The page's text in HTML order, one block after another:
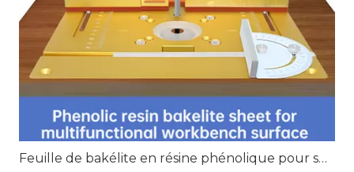
Feuille de bakélite en résine phénolique pour surface d'établi multifonctionnelle